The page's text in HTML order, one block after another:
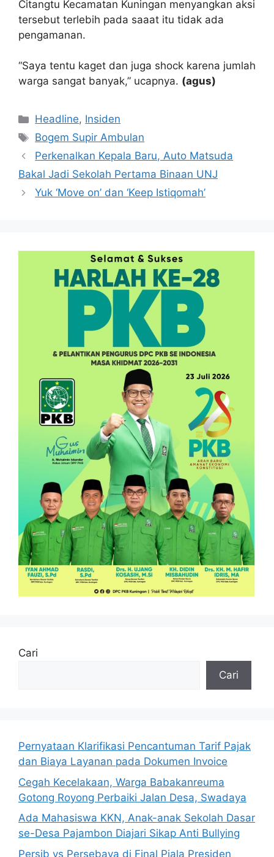
Citangtu Kecamatan Kuningan menyangkan aksi
tersebut terlebih pada saaat itu tidak ada
pengamanan.
“Saya tentu kaget dan juga shock karena jumlah
warga sangat banyak,” ucapnya. (agus)
Kategori
Headline, Insiden
Tag
Bogem Supir Ambulan
Perkenalkan Kepala Baru, Auto Matsuda
Bakal Jadi Sekolah Pertama Binaan UNJ
Yuk ‘Move on’ dan ‘Keep Istiqomah’
Cari
Cari
Pernyataan Klarifikasi Pencantuman Tarif Pajak
dan Biaya Layanan pada Dokumen Invoice
Cegah Kecelakaan, Warga Babakanreuma
Gotong Royong Perbaiki Jalan Desa, Swadaya
Ada Mahasiswa KKN, Anak-anak Sekolah Dasar
se-Desa Pajambon Diajari Sikap Anti Bullying
Persib vs Persebaya di Final Piala Presiden